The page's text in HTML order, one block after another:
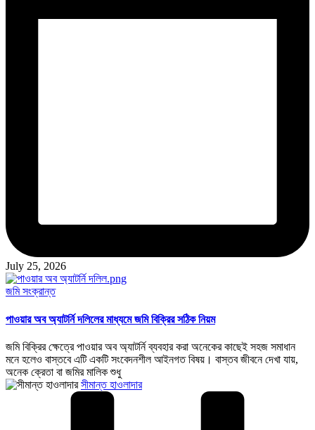
July 25, 2026
Posted
জমি সংক্রান্ত
পাওয়ার অব অ্যাটর্নি দলিলের মাধ্যমে জমি বিক্রির সঠিক নিয়ম
জমি বিক্রির ক্ষেত্রে পাওয়ার অব অ্যাটর্নি ব্যবহার করা অনেকের কাছেই সহজ সমাধান
মনে হলেও বাস্তবে এটি একটি সংবেদনশীল আইনগত বিষয়। বাস্তব জীবনে দেখা যায়,
অনেক ক্রেতা বা জমির মালিক শুধু
Posted
সীমান্ত হাওলাদার